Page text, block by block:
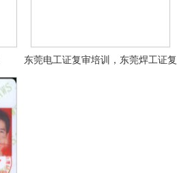
东莞电工证复审培训，东莞焊工证复